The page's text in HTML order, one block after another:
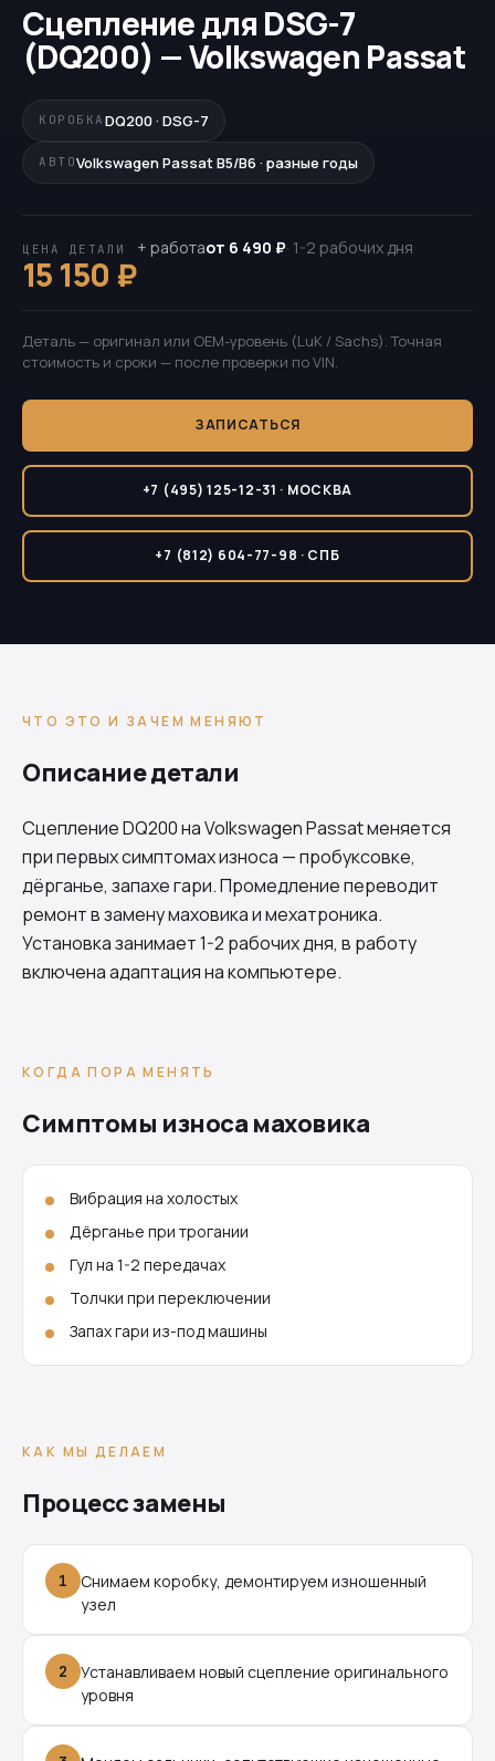
Сцепление для DSG-7
(DQ200) — Volkswagen Passat
КОРОБКА DQ200 · DSG-7
АВТОVolkswagen Passat B5/B6 · разные годы
ЦЕНА ДЕТАЛИ
15 150 ₽
+ работаот 6 490 ₽· 1-2 рабочих дня
Деталь — оригинал или OEM-уровень (LuK / Sachs). Точная
стоимость и сроки — после проверки по VIN.
ЗАПИСАТЬСЯ
+7 (495) 125-12-31 · МОСКВА
+7 (812) 604-77-98 · СПБ
ЧТО ЭТО И ЗАЧЕМ МЕНЯЮТ
Описание детали
СцеплениеDQ200на Volkswagen Passat меняется
при первых симптомах износа — пробуксовке,
дёрганье, запахе гари. Промедление переводит
ремонт в замену маховика и мехатроника.
Установка занимает 1-2 рабочих дня, в работу
включена адаптация на компьютере.
КОГДА ПОРА МЕНЯТЬ
Симптомы износа маховика
Вибрация на холостых
Дёрганье при трогании
Гул на 1-2 передачах
Толчки при переключении
Запах гари из-под машины
КАК МЫ ДЕЛАЕМ
Процесс замены
1
Снимаем коробку, демонтируем изношенный
узел
2
Устанавливаем новый сцепление оригинального
уровня